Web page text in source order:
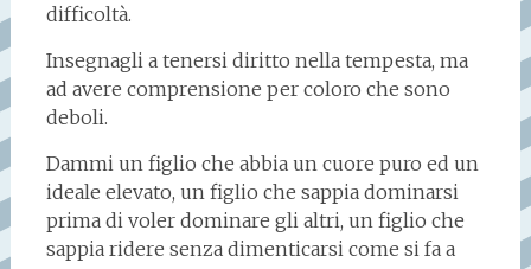
difficoltà.
Insegnagli a tenersi diritto nella tempesta, ma
ad avere comprensione per coloro che sono
deboli.
Dammi un figlio che abbia un cuore puro ed un
ideale elevato, un figlio che sappia dominarsi
prima di voler dominare gli altri, un figlio che
sappia ridere senza dimenticarsi come si fa a